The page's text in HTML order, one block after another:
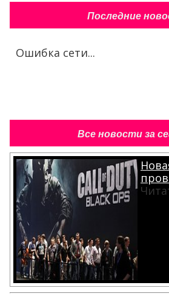
Последние
Ошибка сети...
Все новости за